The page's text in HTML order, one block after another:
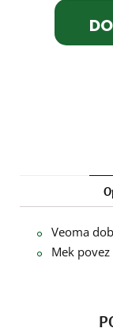
Veoma
Mek povez